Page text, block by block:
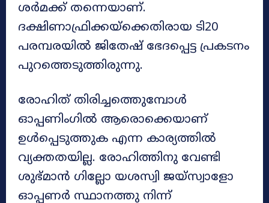
ശര്‍മക്ക് തന്നെയാണ്.
ദക്ഷിണാഫ്രിക്കയ്ക്കെതിരായ ടി20
പരമ്പരയില്‍ ജിതേഷ് ഭേദപ്പെട്ട പ്രകടനം
പുറത്തെടുത്തിരുന്നു.
രോഹിത് തിരിച്ചത്തെുമ്പോള്‍
ഓപ്പണിംഗില്‍ ആരൊക്കെയാണ്
ഉൾപ്പെടുത്തുക എന്ന കാര്യത്തിൽ
വ്യക്തതയില്ല. രോഹിത്തിനു വേണ്ടി
ശുഭ്മാന്‍ ഗില്ലോ യശസ്വി ജയ്‌സ്വാളോ
ഓപ്പണര്‍ സ്ഥാനത്തു നിന്ന്